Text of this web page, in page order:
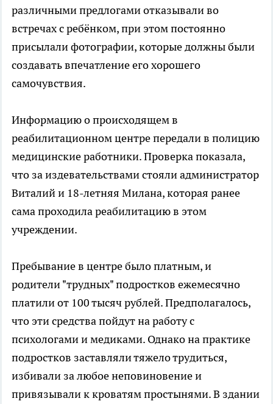
различными предлогами отказывали во
встречах с ребёнком, при этом постоянно
присылали фотографии, которые должны были
создавать впечатление его хорошего
самочувствия.
Информацию о происходящем в
реабилитационном центре передали в полицию
медицинские работники. Проверка показала,
что за издевательствами стояли администратор
Виталий и 18-летняя Милана, которая ранее
сама проходила реабилитацию в этом
учреждении.
Пребывание в центре было платным, и
родители "трудных" подростков ежемесячно
платили от 100 тысяч рублей. Предполагалось,
что эти средства пойдут на работу с
психологами и медиками. Однако на практике
подростков заставляли тяжело трудиться,
избивали за любое неповиновение и
привязывали к кроватям простынями. В здании